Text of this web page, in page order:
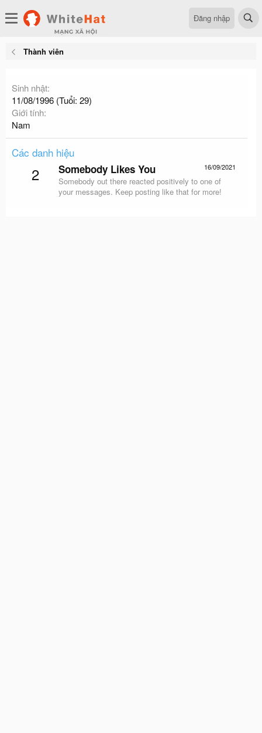
Đăng nhập
Thành viên
Sinh nhật
11/08/1996 (Tuổi: 29)
Giới tính
Nam
Các danh hiệu
2 16/09/2021
Somebody Likes You
Somebody out there reacted positively to one of
your messages. Keep posting like that for more!